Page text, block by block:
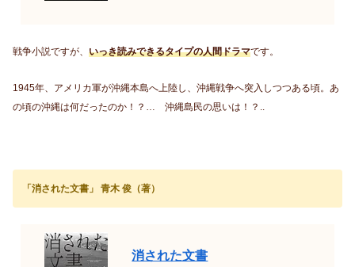
戦争小説ですが、 いっき読みできるタイプの人間ドラマです。
1945年、アメリカ軍が沖縄本島へ上陸し、沖縄戦争へ突入しつつある頃。あ
の頃の沖縄は何だったのか！？… 沖縄島民の思いは！？..
「消された文書」 青木 俊（著）
消された文書